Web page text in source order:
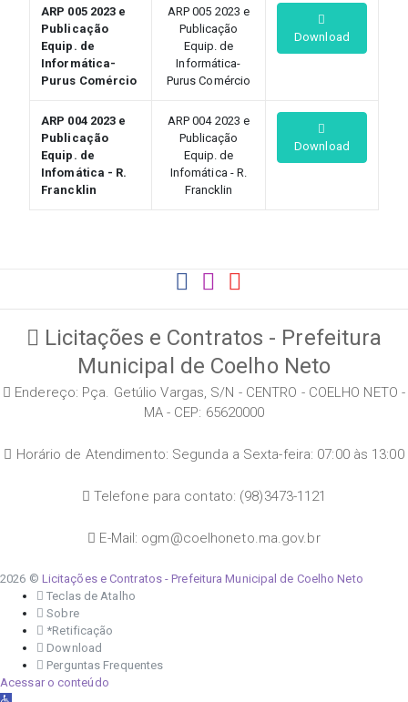
ARP 005 2023 e
Publicação
Equip. de
Informática-
Purus Comércio
ARP 005 2023 e
Publicação
Equip. de
Informática-
Purus Comércio
Download
ARP 004 2023 e
Publicação
Equip. de
Infomática - R.
Francklin
ARP 004 2023 e
Publicação
Equip. de
Infomática - R.
Francklin
Download
Licitações e Contratos - Prefeitura
Municipal de Coelho Neto
Endereço: Pça. Getúlio Vargas, S/N - CENTRO - COELHO NETO -
MA - CEP: 65620000
Horário de Atendimento: Segunda a Sexta-feira: 07:00 às 13:00
Telefone para contato: (98)3473-1121
E-Mail: ogm@coelhoneto.ma.gov.br
2026 © Licitações e Contratos - Prefeitura Municipal de Coelho Neto
Teclas de Atalho
Sobre
*Retificação
Download
Perguntas Frequentes
Acessar o conteúdo
Abrir a barra de ferramentas